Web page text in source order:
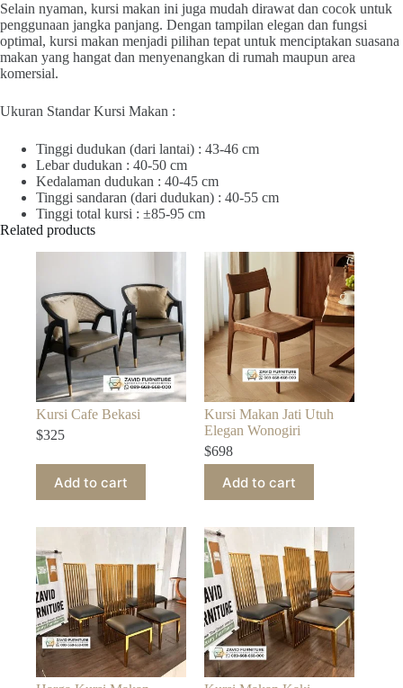
Selain nyaman, kursi makan ini juga mudah dirawat dan cocok untuk
penggunaan jangka panjang. Dengan tampilan elegan dan fungsi
optimal, kursi makan menjadi pilihan tepat untuk menciptakan suasana
makan yang hangat dan menyenangkan di rumah maupun area
komersial.
Ukuran Standar Kursi Makan :
Tinggi dudukan (dari lantai) : 43-46 cm
Lebar dudukan : 40-50 cm
Kedalaman dudukan : 40-45 cm
Tinggi sandaran (dari dudukan) : 40-55 cm
Tinggi total kursi : ±85-95 cm
Related products
Kursi Cafe Bekasi
$325
Add to cart
Kursi Makan Jati Utuh
Elegan Wonogiri
$698
Add to cart